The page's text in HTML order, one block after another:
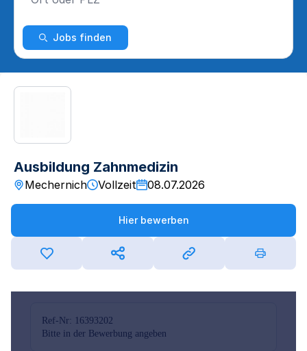
Jobs finden
Ausbildung Zahnmedizin
Mechernich Vollzeit 08.07.2026
Hier bewerben